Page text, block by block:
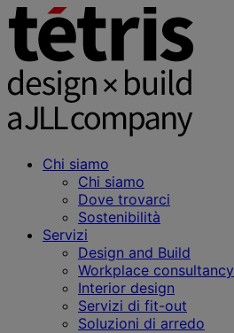
Chi siamo
Chi siamo
Dove trovarci
Sostenibilità
Servizi
Design and Build
Workplace consultancy
Interior design
Servizi di fit-out
Soluzioni di arredo